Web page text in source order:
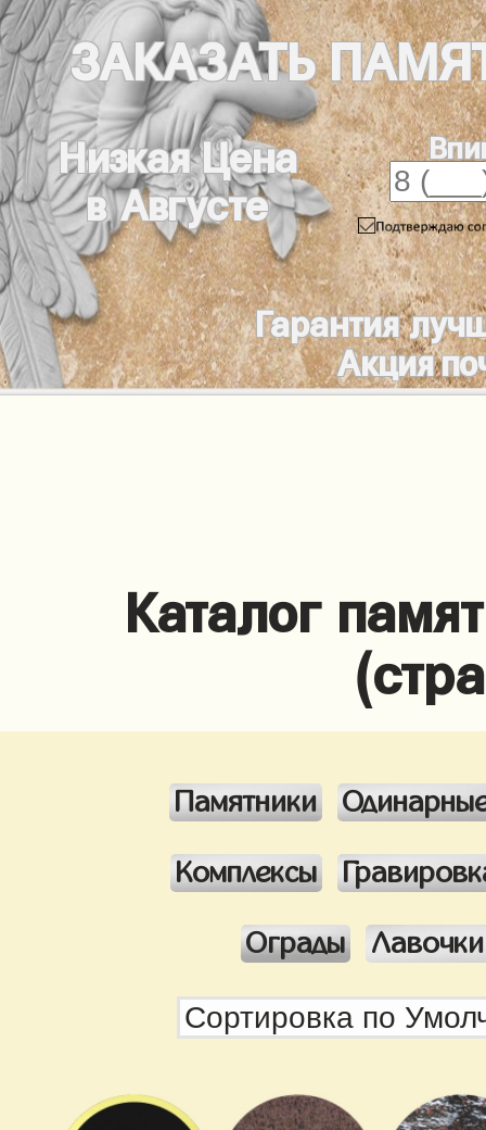
ЗАКАЗАТЬ
Низкая Цена
в Августе
Гарантия
Акция
Каталог
Памятники
Комплексы
Ограды